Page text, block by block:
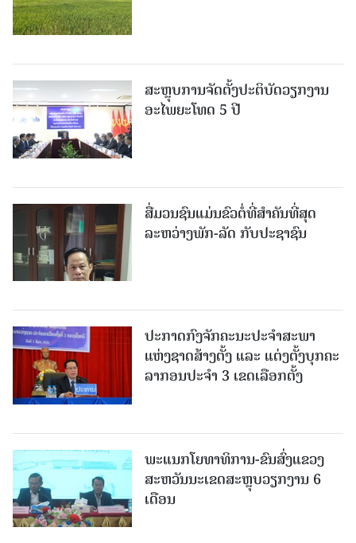
ສະຫຼຸບການຈັດຕັ້ງປະຕິບັດວຽກງານ
ອະໄພຍະໂທດ 5 ປີ
ສື່ມວນຊົນແມ່ນຂົວຕໍ່ທີ່ສໍາຄັນທີ່ສຸດ
ລະຫວ່າງພັກ-ລັດ ກັບປະຊາຊົນ
ປະກາດກົງຈັກຄະນະປະຈໍາສະພາ
ແຫ່ງຊາດສ້າງຕັ້ງ ແລະ ແຕ່ງຕັ້ງບຸກຄະ
ລາກອນປະຈໍາ 3 ເຂດເລືອກຕັ້ງ
ພະແນກໂຍທາທິການ-ຂົນສົ່ງແຂວງ
ສະຫວັນນະເຂດສະຫຼຸບວຽກງານ 6
ເດືອນ